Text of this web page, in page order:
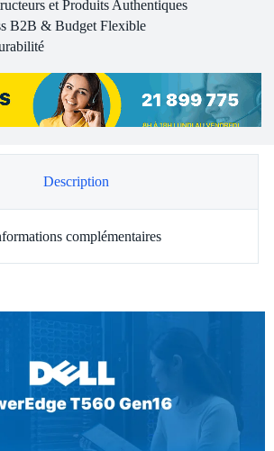
et Produits Authentiques
B2B & Budget Flexible
Description
complémentaires